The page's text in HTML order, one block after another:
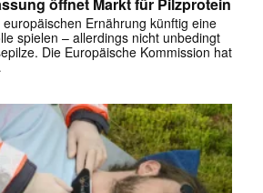
Ernährung künftig eine
spielen – allerdings nicht unbedingt
Die Europäische Kommission hat